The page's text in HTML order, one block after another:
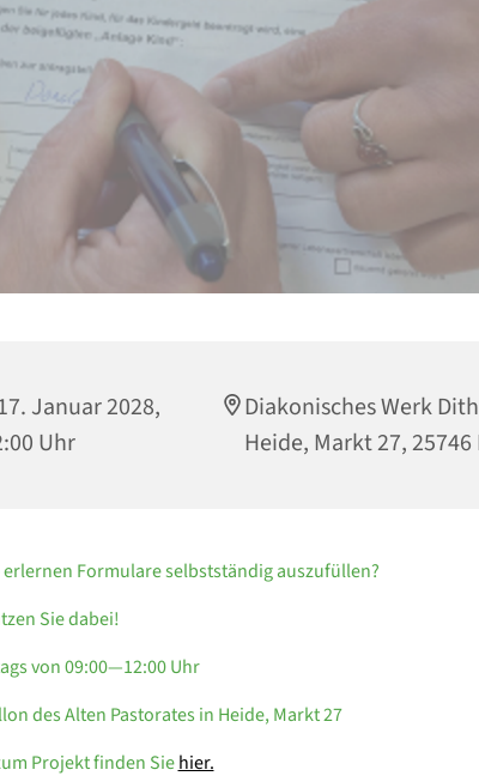
Januar 2028,
Uhr
Diakonisches Werk
Heide, Markt 27, 25746
erlernen Formulare selbstständig auszufüllen?
Sie dabei!
von 09:00—12:00 Uhr
des Alten Pastorates in Heide, Markt 27
Projekt finden Siehier.